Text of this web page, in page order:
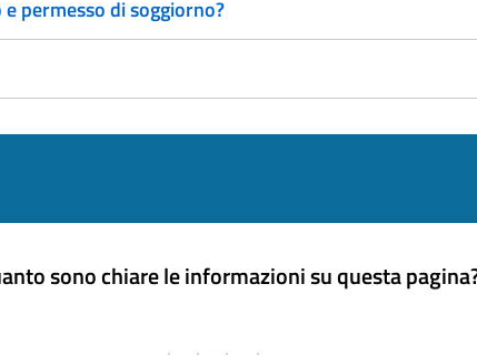
permesso di soggiorno?
sono chiare le informazioni su questa